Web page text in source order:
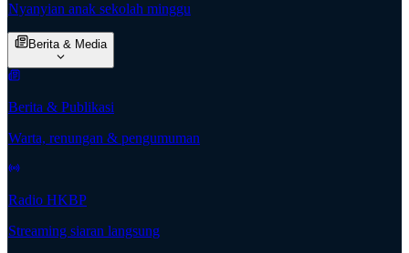
Nyanyian anak sekolah minggu
Berita & Media
Berita & Publikasi
Warta, renungan & pengumuman
Radio HKBP
Streaming siaran langsung